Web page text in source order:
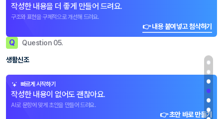
작성한 내용을 더 좋게 만들어 드려요.
구조와 표현을 구체적으로 개선해 드려요.
👉 내용 붙여넣고 첨삭하기
Q Question 05.
생활신조
빠르게 시작하기
작성한 내용이 없어도 괜찮아요.
AI로 문항에 맞게 초안을 만들어 드려요.
👉 초안 바로 만들기